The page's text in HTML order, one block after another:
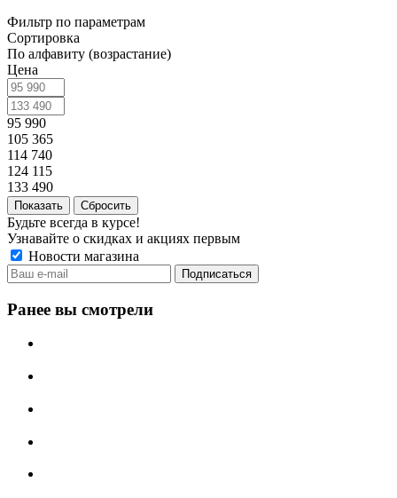
Фильтр по параметрам
Сортировка
По алфавиту (возрастание)
Цена
95 990
105 365
114 740
124 115
133 490
Сбросить
Будьте всегда в курсе!
Узнавайте о скидках и акциях первым
Новости магазина
Ранее вы смотрели